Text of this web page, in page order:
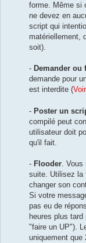
forme. Même si
ne devez en
script qui
matériellement,
soit).
- Demander
demande pour
est interdite (Voir
- Poster un
compilé peut
utilisateur doit
qu'il fait.
- Flooder. Vous
suite. Utilisez la
changer son
Si votre
pas eu de
heures plus
"faire un UP").
uniquement que